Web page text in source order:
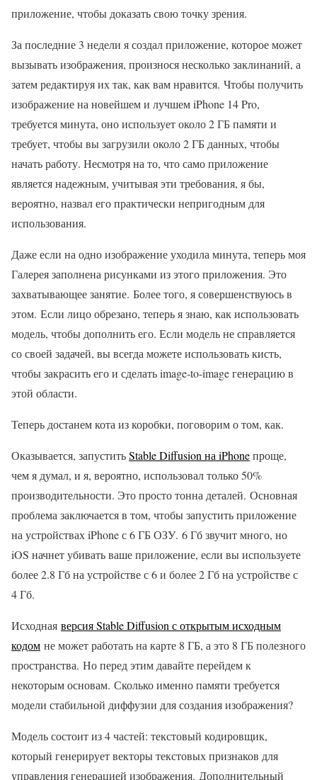
приложение, чтобы доказать свою точку зрения.
За последние 3 недели я создал приложение, которое может
вызывать изображения, произнося несколько заклинаний, а
затем редактируя их так, как вам нравится. Чтобы получить
изображение на новейшем и лучшем iPhone 14 Pro,
требуется минута, оно использует около 2 ГБ памяти и
требует, чтобы вы загрузили около 2 ГБ данных, чтобы
начать работу. Несмотря на то, что само приложение
является надежным, учитывая эти требования, я бы,
вероятно, назвал его практически непригодным для
использования.
Даже если на одно изображение уходила минута, теперь моя
Галерея заполнена рисунками из этого приложения. Это
захватывающее занятие. Более того, я совершенствуюсь в
этом. Если лицо обрезано, теперь я знаю, как использовать
модель, чтобы дополнить его. Если модель не справляется
со своей задачей, вы всегда можете использовать кисть,
чтобы закрасить его и сделать image-to-image генерацию в
этой области.
Теперь достанем кота из коробки, поговорим о том, как.
Оказывается, запуститьStable Diffusion на iPhoneпроще,
чем я думал, и я, вероятно, использовал только 50%
производительности. Это просто тонна деталей. Основная
проблема заключается в том, чтобы запустить приложение
на устройствах iPhone с 6 ГБ ОЗУ. 6 Гб звучит много, но
iOS начнет убивать ваше приложение, если вы используете
более 2.8 Гб на устройстве с 6 и более 2 Гб на устройстве с
4 Гб.
Исходная версия Stable Diffusion с открытым исходным
кодом не может работать на карте 8 ГБ, а это 8 ГБ полезного
пространства. Но перед этим давайте перейдем к
некоторым основам. Сколько именно памяти требуется
модели стабильной диффузии для создания изображения?
Модель состоит из 4 частей: текстовый кодировщик,
который генерирует векторы текстовых признаков для
управления генерацией изображения. Дополнительный